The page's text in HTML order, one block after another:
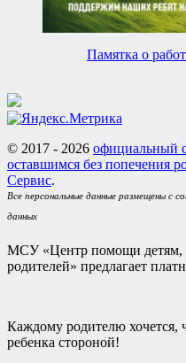
Памятка о
© 2017 - 2026 официальный
оставшимся без попечения
Сервис.
Все персональные данные размещены с
данных
МСУ «Центр помощи детям,
родителей» предлагает
Каждому родителю
ребенка стороной!